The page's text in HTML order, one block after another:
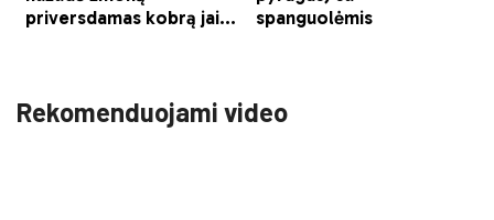
Rekomenduojami video